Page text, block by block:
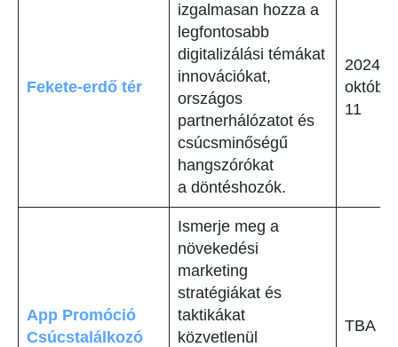
Fekete-erdő tér
izgalmasan hozza a
legfontosabb
digitalizálási témákat
innovációkat,
országos
partnerhálózatot és
csúcsminőségű
hangszórókat
a döntéshozók.
2024.
11
App Promóció
Csúcstalálkozó
Ismerje meg a
növekedési
marketing
stratégiákat és
taktikákat
közvetlenül
TBA